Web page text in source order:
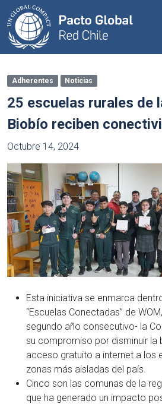
Adherentes Noticias
25 escuelas rurales de
Biobío reciben
Octubre 14, 2024
Esta iniciativa se enmarca
“Escuelas Conectadas” de
segundo año consecutivo- la
su compromiso por disminuir la
acceso gratuito a internet a los
zonas más aisladas del país.
Cinco son las comunas de la
que ha generado un impacto